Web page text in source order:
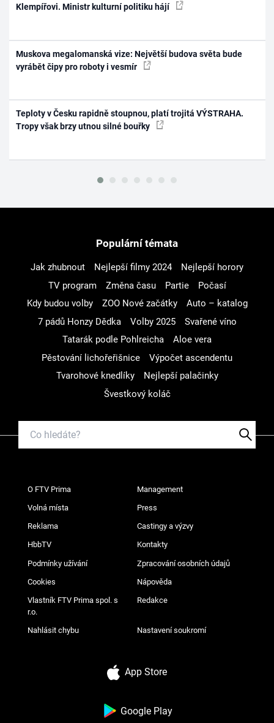
Klempířovi. Ministr kulturní politiku hájí
Muskova megalomanská vize: Největší budova světa bude
vyrábět čipy pro roboty i vesmír
Teploty v Česku rapidně stoupnou, platí trojitá VÝSTRAHA.
Tropy však brzy utnou silné bouřky
Populární témata
Jak zhubnout Nejlepší filmy 2024
Nejlepší horory
TV program
Změna času Partie
Počasí
Kdy budou volby
ZOO Nové začátky
Auto – katalog
7 pádů Honzy Dědka
Volby 2025
Svařené víno
Tatarák podle Pohlreicha
Aloe vera
Pěstování lichořeřišnice
Výpočet ascendentu
Tvarohové knedlíky
Nejlepší palačinky
Švestkový koláč
O FTV Prima Management
Volná místa Press
Reklama Castingy a výzvy
HbbTV Kontakty
Podmínky užívání Zpracování osobních údajů
Cookies Nápověda
Vlastník FTV Prima spol. s
r.o.
Redakce
Nahlásit chybu Nastavení soukromí
App Store
Google Play